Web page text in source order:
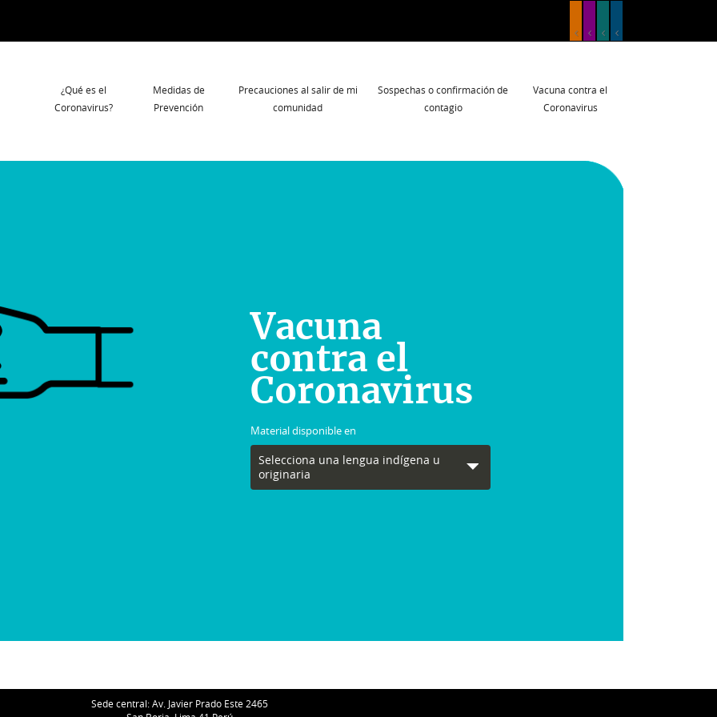
Navegación
principal
¿Qué es el
Coronavirus?
Medidas de
Prevención
Precauciones al salir de mi
comunidad
Sospechas o confirmación de
contagio
Vacuna contra el
Coronavirus
Vacuna
contra el
Coronavirus
Material disponible en
Selecciona una lengua indígena u
originaria
Sede central: Av. Javier Prado Este 2465